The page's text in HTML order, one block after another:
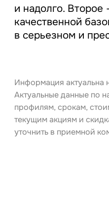
и надолго. Второе
качественной
в серьезном и
Информация актуальна
Актуальные данные по
профилям, срокам,
текущим акциям и
уточнить в приемной